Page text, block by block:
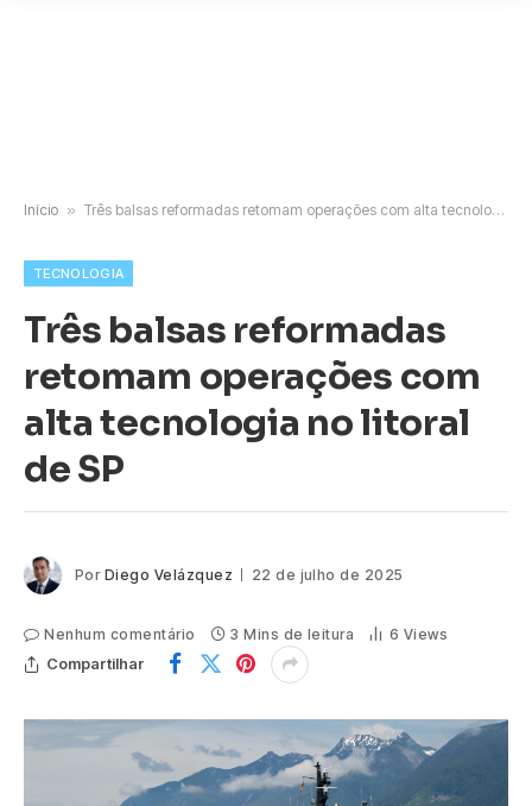
Início » Três balsas reformadas retomam operações com alta tecnologia no litoral de SP
TECNOLOGIA
Três balsas reformadas
retomam operações com
alta tecnologia no litoral
de SP
Por Diego Velázquez 22 de julho de 2025
Nenhum comentário 3 Mins de leitura 6 Views
Compartilhar